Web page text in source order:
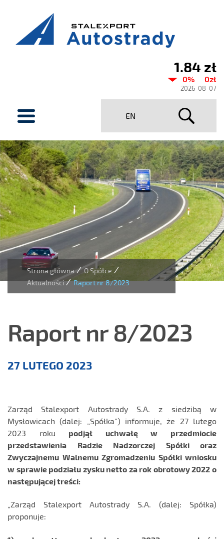
Stalexport
Autostrady
SA
1.84 zł
0% 0zł
2026-08-07
EN
Strona główna/ O Spółce /
Aktualności/ Raport nr 8/2023
Raport nr 8/2023
27 LUTEGO 2023
Zarząd Stalexport Autostrady S.A. z siedzibą w
Mysłowicach (dalej: „Spółka") informuje, że 27 lutego
2023 roku podjął uchwałę w przedmiocie
przedstawienia Radzie Nadzorczej Spółki oraz
Zwyczajnemu Walnemu Zgromadzeniu Spółki wniosku
w sprawie podziału zysku netto za rok obrotowy 2022 o
następującej treści:
„Zarząd Stalexport Autostrady S.A. (dalej: Spółka)
proponuje: